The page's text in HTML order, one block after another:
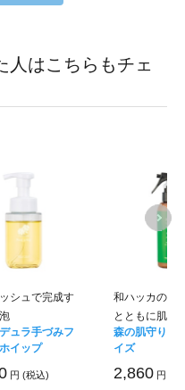
人はこちらもチェ
シュで完成す
ュラ手づみフ
イップ
円 (税込)
和ハッカの 涼
とともに肌を
森の肌守り｡
イズ
2,860 円 (税